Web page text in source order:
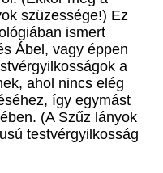
szüzessége!) Ez
ismert
Ábel, vagy éppen
a
ahol nincs elég
így egymást
(A Szűz lányok
testvérgyilkosság